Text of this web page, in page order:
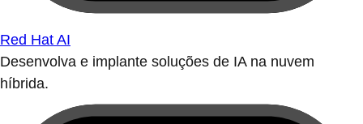
Red Hat AI
Desenvolva e implante soluções de IA na nuvem
híbrida.